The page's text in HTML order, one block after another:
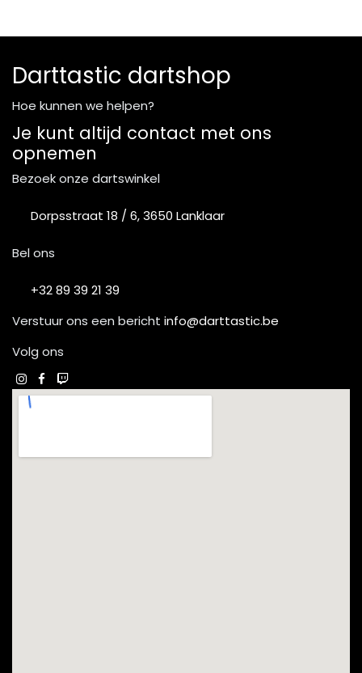
Darttastic dartshop
Hoe kunnen we helpen?
Je kunt altijd contact met ons
opnemen
Bezoek onze dartswinkel
Dorpsstraat 18 / 6, 3650 Lanklaar
Bel ons
+32 89 39 21 39
Verstuur ons een bericht info@darttastic.be
Volg ons